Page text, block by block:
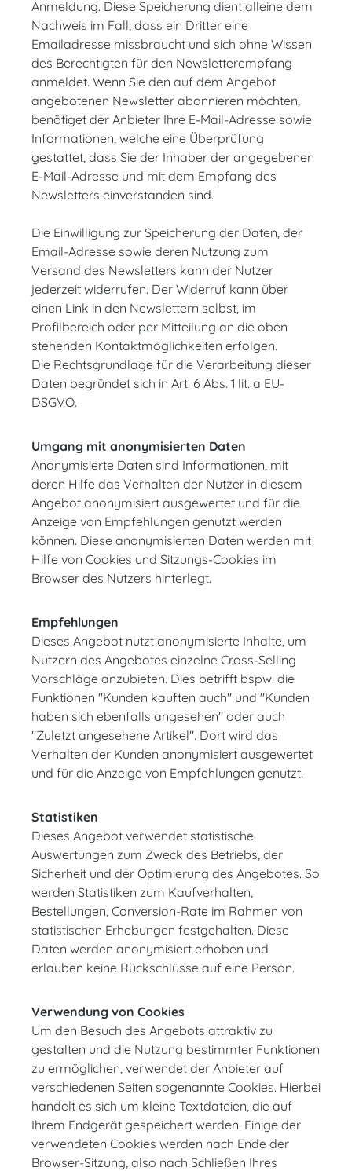
Anmeldung. Diese Speicherung dient alleine dem
Nachweis im Fall, dass ein Dritter eine
Emailadresse missbraucht und sich ohne Wissen
des Berechtigten für den Newsletterempfang
anmeldet. Wenn Sie den auf dem Angebot
angebotenen Newsletter abonnieren möchten,
benötiget der Anbieter Ihre E-Mail-Adresse sowie
Informationen, welche eine Überprüfung
gestattet, dass Sie der Inhaber der angegebenen
E-Mail-Adresse und mit dem Empfang des
Newsletters einverstanden sind.
Die Einwilligung zur Speicherung der Daten, der
Email-Adresse sowie deren Nutzung zum
Versand des Newsletters kann der Nutzer
jederzeit widerrufen. Der Widerruf kann über
einen Link in den Newslettern selbst, im
Profilbereich oder per Mitteilung an die oben
stehenden Kontaktmöglichkeiten erfolgen.
Die Rechtsgrundlage für die Verarbeitung dieser
Daten begründet sich in Art. 6 Abs. 1 lit. a EU-
DSGVO.
Umgang mit anonymisierten Daten
Anonymisierte Daten sind Informationen, mit
deren Hilfe das Verhalten der Nutzer in diesem
Angebot anonymisiert ausgewertet und für die
Anzeige von Empfehlungen genutzt werden
können. Diese anonymisierten Daten werden mit
Hilfe von Cookies und Sitzungs-Cookies im
Browser des Nutzers hinterlegt.
Empfehlungen
Dieses Angebot nutzt anonymisierte Inhalte, um
Nutzern des Angebotes einzelne Cross-Selling
Vorschläge anzubieten. Dies betrifft bspw. die
Funktionen "Kunden kauften auch" und "Kunden
haben sich ebenfalls angesehen" oder auch
"Zuletzt angesehene Artikel". Dort wird das
Verhalten der Kunden anonymisiert ausgewertet
und für die Anzeige von Empfehlungen genutzt.
Statistiken
Dieses Angebot verwendet statistische
Auswertungen zum Zweck des Betriebs, der
Sicherheit und der Optimierung des Angebotes. So
werden Statistiken zum Kaufverhalten,
Bestellungen, Conversion-Rate im Rahmen von
statistischen Erhebungen festgehalten. Diese
Daten werden anonymisiert erhoben und
erlauben keine Rückschlüsse auf eine Person.
Verwendung von Cookies
Um den Besuch des Angebots attraktiv zu
gestalten und die Nutzung bestimmter Funktionen
zu ermöglichen, verwendet der Anbieter auf
verschiedenen Seiten sogenannte Cookies. Hierbei
handelt es sich um kleine Textdateien, die auf
Ihrem Endgerät gespeichert werden. Einige der
verwendeten Cookies werden nach Ende der
Browser-Sitzung, also nach Schließen Ihres